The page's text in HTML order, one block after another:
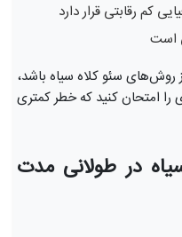
کم رقابتی قرار دارد
است
روش‌های سئو کلاه سیاه باشد،
امتحان کنید که خطر کمتری
در طولانی مدت